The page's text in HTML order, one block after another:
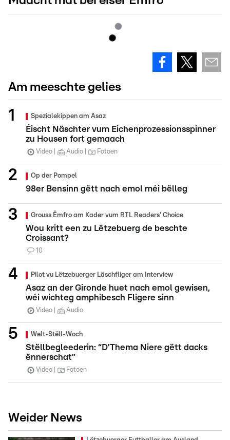
Am meeschte gelies
Spezialekippen am Asaz
Éischt Näschter vum Eichenprozessionsspinner
zu Housen fort gemaach
Video Audio Fotoen
Op der Pompel
98er Bensinn gëtt nach emol méi bëlleg
Grouss Ëmfro am Kader vum RTL Readers' Choice
Wou kritt een zu Lëtzebuerg de beschte
Croissant?
10
Pilot vu Lëtzebuerger Läschfliger am Interview
Asaz an der Gironde huet nach emol gewisen,
wéi wichteg amphibesch Fligere sinn
Video Audio
Welt-Stëll-Woch
Stëllbegleederin: “D’Thema Niere gëtt dacks
ënnerschat”
Video Fotoen
Weider News